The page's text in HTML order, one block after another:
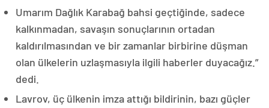
Umarım Dağlık Karabağ bahsi geçtiğinde, sadece
kalkınmadan, savaşın sonuçlarının ortadan
kaldırılmasından ve bir zamanlar birbirine düşman
olan ülkelerin uzlaşmasıyla ilgili haberler duyacağız.”
dedi.
Lavrov, üç ülkenin imza attığı bildirinin, bazı güçler